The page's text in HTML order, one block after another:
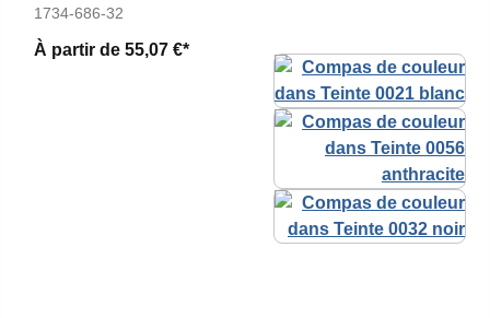
1734-686-32
À partir de 55,07 €*